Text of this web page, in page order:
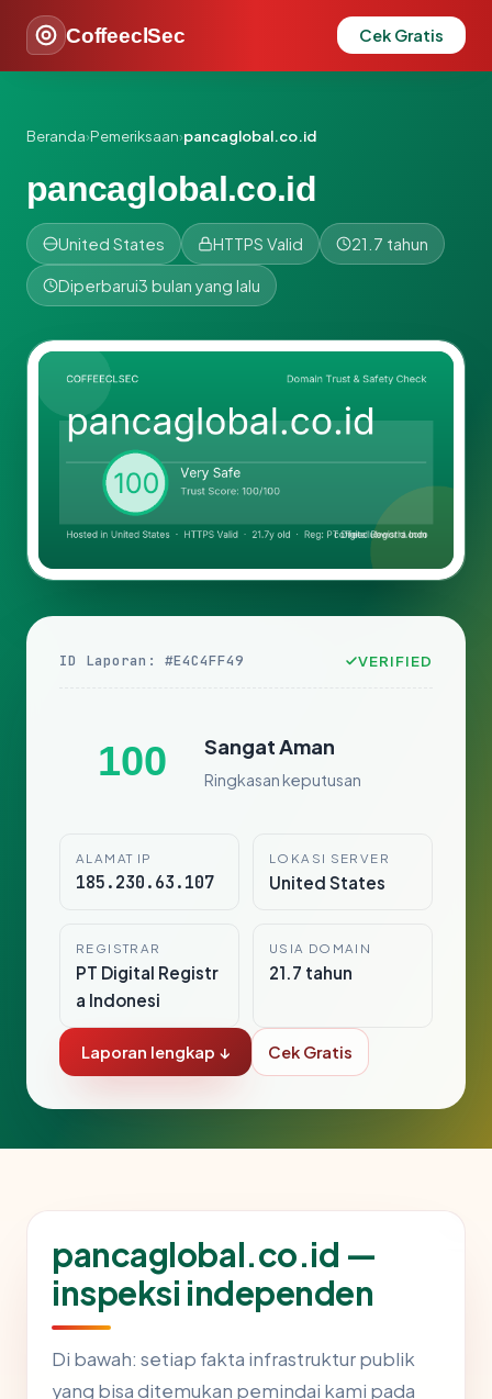
CoffeeclSec Cek Gratis
Beranda›Pemeriksaan›pancaglobal.co.id
pancaglobal.co.id
United States HTTPS Valid 21.7 tahun
Diperbarui3 bulan yang lalu
ID Laporan: #E4C4FF49 VERIFIED
100 Sangat Aman
Ringkasan keputusan
ALAMAT IP
185.230.63.107
LOKASI SERVER
United States
REGISTRAR
PT Digital Registr
a Indonesi
USIA DOMAIN
21.7 tahun
Laporan lengkap ↓ Cek Gratis
pancaglobal.co.id —
inspeksi independen
Di bawah: setiap fakta infrastruktur publik
yang bisa ditemukan pemindai kami pada